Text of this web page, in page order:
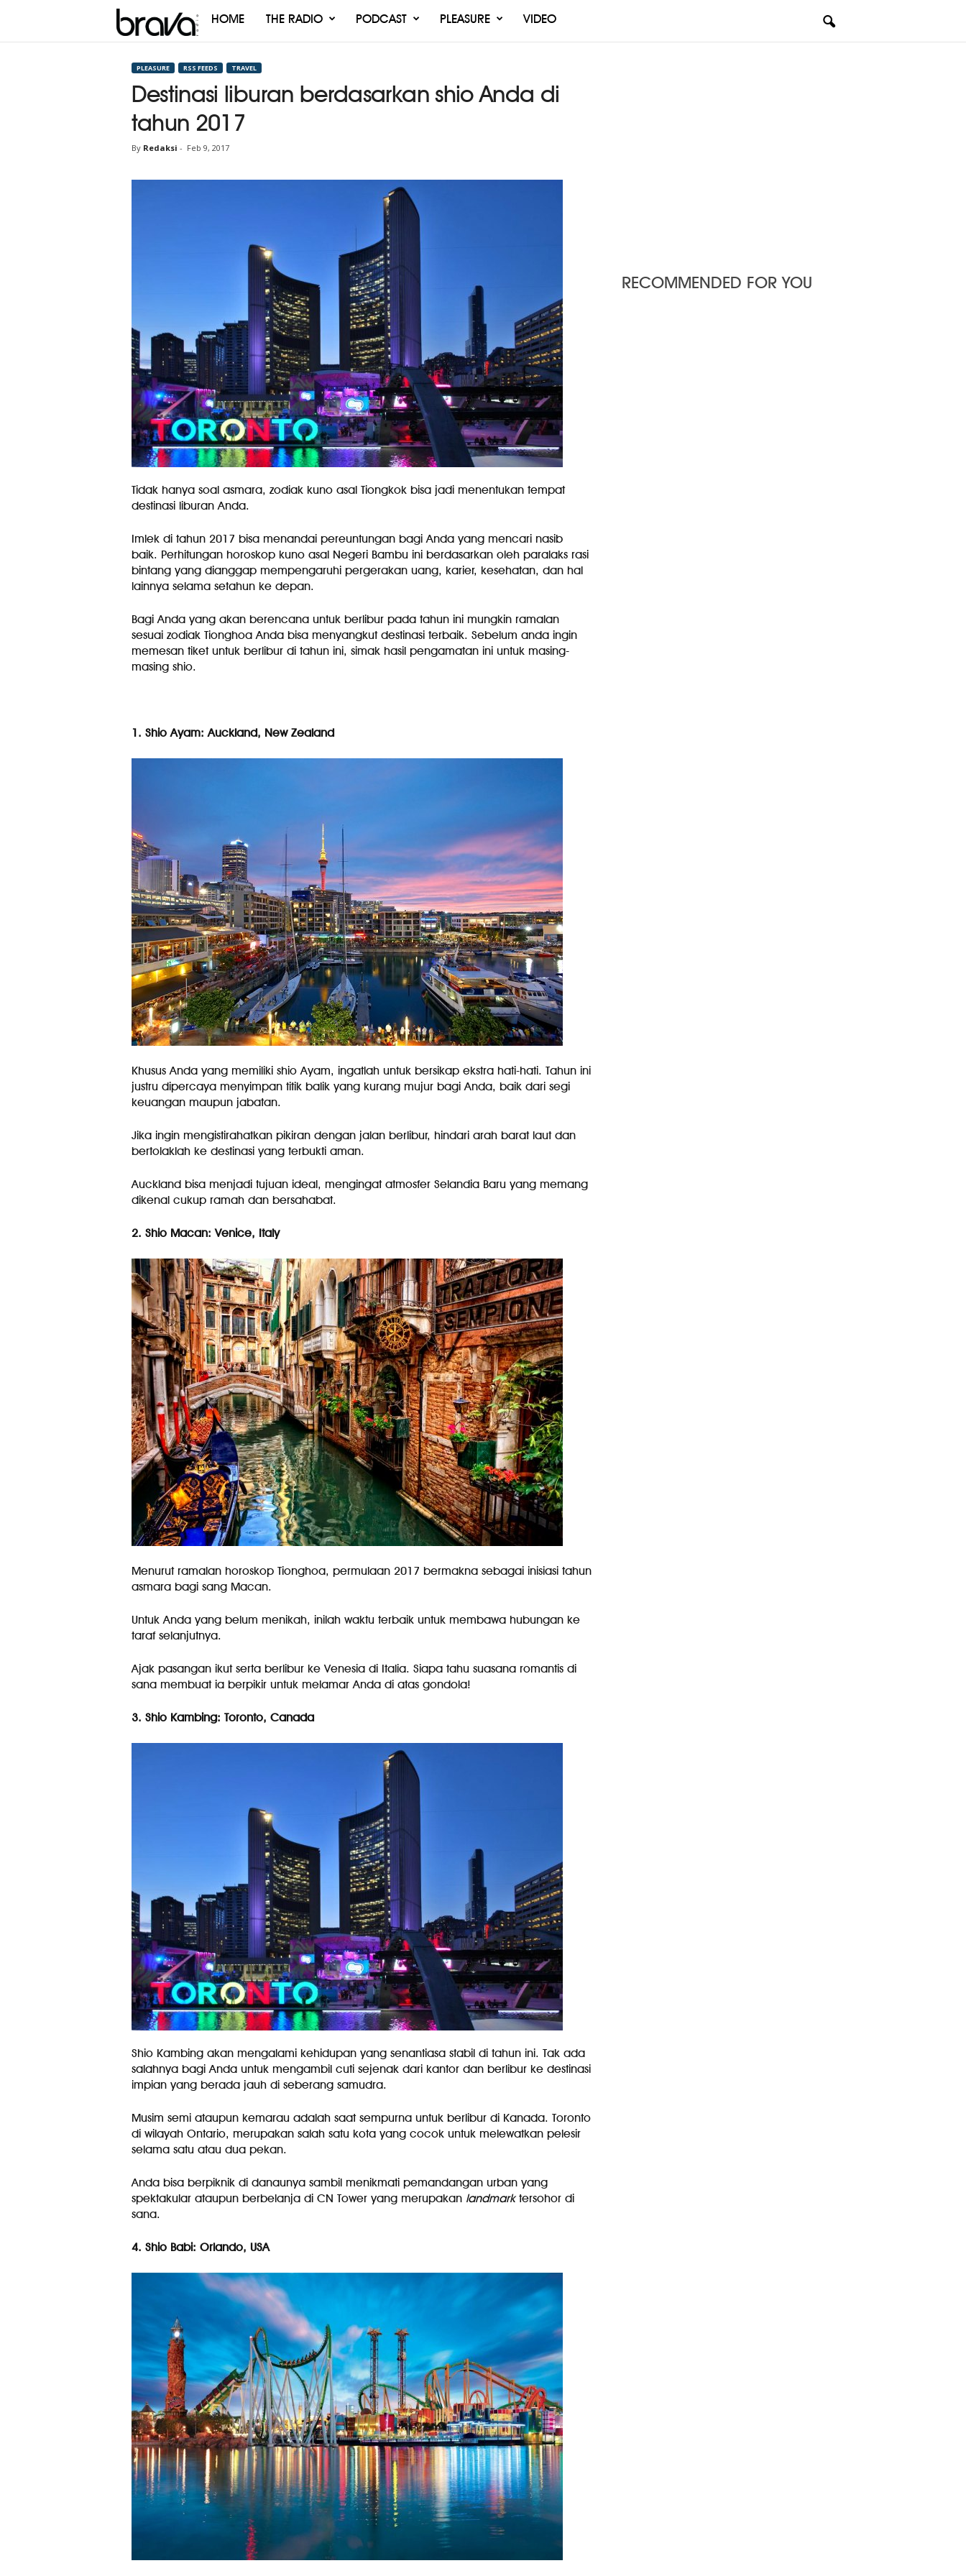
Brava
HOME THE RADIO PODCAST PLEASURE VIDEO
PLEASURE RSS FEEDS TRAVEL
Destinasi liburan berdasarkan shio Anda di
tahun 2017
By Redaksi - Feb 9, 2017
Tidak hanya soal asmara, zodiak kuno asal Tiongkok bisa jadi menentukan tempat
destinasi liburan Anda.
Imlek di tahun 2017 bisa menandai pereuntungan bagi Anda yang mencari nasib
baik. Perhitungan horoskop kuno asal Negeri Bambu ini berdasarkan oleh paralaks rasi
bintang yang dianggap mempengaruhi pergerakan uang, karier, kesehatan, dan hal
lainnya selama setahun ke depan.
Bagi Anda yang akan berencana untuk berlibur pada tahun ini mungkin ramalan
sesuai zodiak Tionghoa Anda bisa menyangkut destinasi terbaik. Sebelum anda ingin
memesan tiket untuk berlibur di tahun ini, simak hasil pengamatan ini untuk masing-
masing shio.
1. Shio Ayam: Auckland, New Zealand
Khusus Anda yang memiliki shio Ayam, ingatlah untuk bersikap ekstra hati-hati. Tahun ini
justru dipercaya menyimpan titik balik yang kurang mujur bagi Anda, baik dari segi
keuangan maupun jabatan.
Jika ingin mengistirahatkan pikiran dengan jalan berlibur, hindari arah barat laut dan
bertolaklah ke destinasi yang terbukti aman.
Auckland bisa menjadi tujuan ideal, mengingat atmosfer Selandia Baru yang memang
dikenal cukup ramah dan bersahabat.
2. Shio Macan: Venice, Italy
Menurut ramalan horoskop Tionghoa, permulaan 2017 bermakna sebagai inisiasi tahun
asmara bagi sang Macan.
Untuk Anda yang belum menikah, inilah waktu terbaik untuk membawa hubungan ke
taraf selanjutnya.
Ajak pasangan ikut serta berlibur ke Venesia di Italia. Siapa tahu suasana romantis di
sana membuat ia berpikir untuk melamar Anda di atas gondola!
3. Shio Kambing: Toronto, Canada
Shio Kambing akan mengalami kehidupan yang senantiasa stabil di tahun ini. Tak ada
salahnya bagi Anda untuk mengambil cuti sejenak dari kantor dan berlibur ke destinasi
impian yang berada jauh di seberang samudra.
Musim semi ataupun kemarau adalah saat sempurna untuk berlibur di Kanada. Toronto
di wilayah Ontario, merupakan salah satu kota yang cocok untuk melewatkan pelesir
selama satu atau dua pekan.
Anda bisa berpiknik di danaunya sambil menikmati pemandangan urban yang
spektakular ataupun berbelanja di CN Tower yang merupakan landmarktersohor di
sana.
4. Shio Babi: Orlando, USA
RECOMMENDED FOR YOU